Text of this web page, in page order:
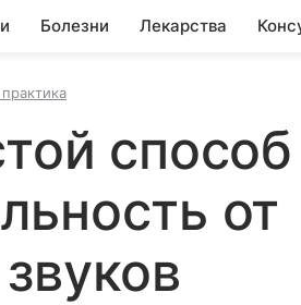
Болезни Лекарства
от